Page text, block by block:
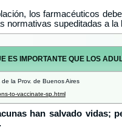
los farmacéuticos
normativas supeditadas a la
ES IMPORTANTE QUE LOS
la Prov. de Buenos Aires
to-vaccinate-sp.html
han salvado vidas;